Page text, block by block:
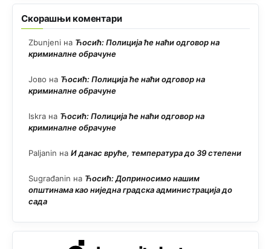
Скорашњи коментари
Zbunjeni на Ћосић: Полиција ће наћи одговор на
криминалне обрачуне
Јово на Ћосић: Полиција ће наћи одговор на
криминалне обрачуне
Iskra на Ћосић: Полиција ће наћи одговор на
криминалне обрачуне
Paljanin на И данас вруће, температура до 39 степени
Sugrađanin на Ћосић: Доприносимо нашим
општинама као ниједна градска администрација до
сада